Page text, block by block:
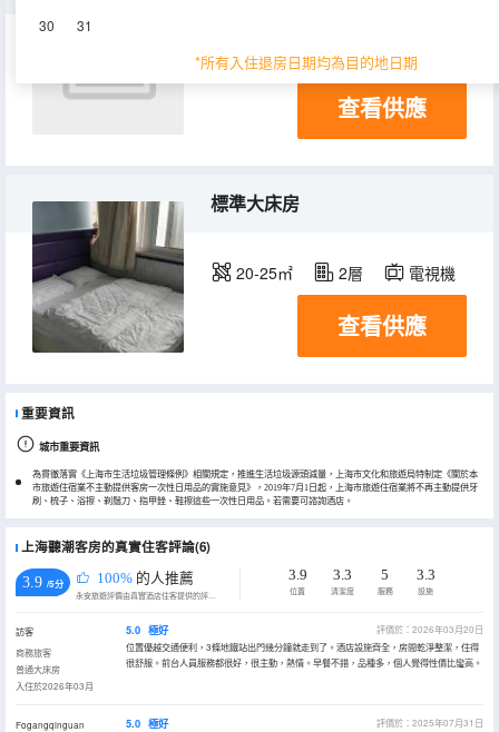
30 31
*所有入住退房日期均為目的地日期
20-30㎡ 3層 電視機
查看供應
標準大床房
20-25㎡ 2層 電視機
查看供應
重要資訊
城市重要資訊
為貫徹落實《上海市生活垃圾管理條例》相關規定，推進生活垃圾源頭減量，上海市文化和旅遊局特制定《關於本
市旅遊住宿業不主動提供客房一次性日用品的實施意見》，2019年7月1日起，上海市旅遊住宿業將不再主動提供牙
刷、梳子、浴擦、剃鬚刀、指甲銼、鞋擦這些一次性日用品。若需要可諮詢酒店。
上海聽潮客房的真實住客評論(6)
3.9 /5分 100% 的人推薦
永安旅遊評價由真實酒店住客提供的評價。
3.9
位置
3.3
清潔度
5
服務
3.3
設施
訪客
商務旅客
普通大床房
入住於2026年03月
5.0 極好
評價於：2026年03月20日
位置優越交通便利，3條地鐵站出門幾分鐘就走到了。酒店設施齊全，房間乾淨整潔，住得
很舒服。前台人員服務都很好，很主動，熱情。早餐不錯，品種多，個人覺得性價比蠻高。
Fogangqinguan
5.0 極好
評價於：2025年07月31日